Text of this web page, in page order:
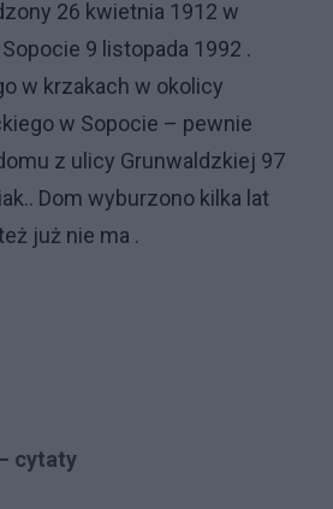
26 kwietnia 1912 w
9 listopada 1992 .
w krzakach w okolicy
w Sopocie – pewnie
z ulicy Grunwaldzkiej 97
Dom wyburzono kilka lat
już nie ma .
cytaty